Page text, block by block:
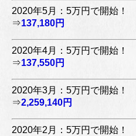
2020年5月：5万円で開始！
⇒137,180円
2020年4月：5万円で開始！
⇒137,550円
2020年3月：5万円で開始！
⇒2,259,140円
2020年2月：5万円で開始！